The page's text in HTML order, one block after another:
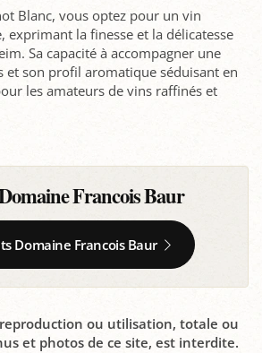
Blanc, vous optez pour un vin
exprimant la finesse et la délicatesse
Sa capacité à accompagner une
et son profil aromatique séduisant en
les amateurs de vins raffinés et
Francois Baur
Domaine Francois Baur
ou utilisation, totale ou
et photos de ce site, est interdite.